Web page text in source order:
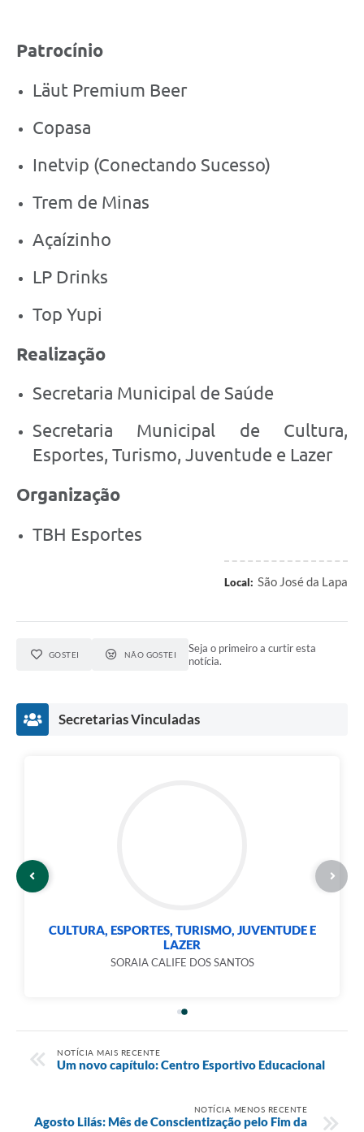
Patrocínio
Läut Premium Beer
Copasa
Inetvip (Conectando Sucesso)
Trem de Minas
Açaízinho
LP Drinks
Top Yupi
Realização
Secretaria Municipal de Saúde
Secretaria Municipal de Cultura,
Esportes, Turismo, Juventude e Lazer
Organização
TBH Esportes
Local: São José da Lapa
GOSTEI NÃO GOSTEI
Seja o primeiro a curtir esta
notícia.
Secretarias Vinculadas
CULTURA, ESPORTES, TURISMO, JUVENTUDE E
LAZER
SORAIA CALIFE DOS SANTOS
NOTÍCIA MAIS RECENTE
Um novo capítulo: Centro Esportivo Educacional
NOTÍCIA MENOS RECENTE
Agosto Lilás: Mês de Conscientização pelo Fim da